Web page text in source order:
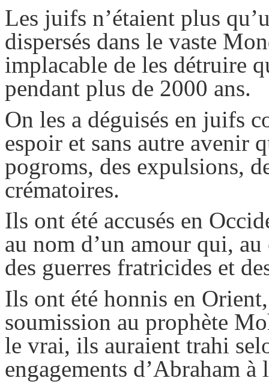
Les juifs n’étaient plus
dispersés dans le vaste
implacable de les détruire
pendant plus de 2000 ans.
On les a déguisés en juifs
espoir et sans autre avenir
pogroms, des expulsions,
crématoires.
Ils ont été accusés en
au nom d’un amour qui,
des guerres fratricides et
Ils ont été honnis en
soumission au prophète
le vrai, ils auraient trahi
engagements d’Abraham